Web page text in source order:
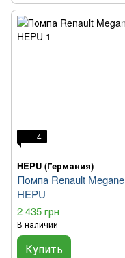
4
HEPU (Германия)
Помпа Renault
HEPU
2 435 грн
В наличии
Купить